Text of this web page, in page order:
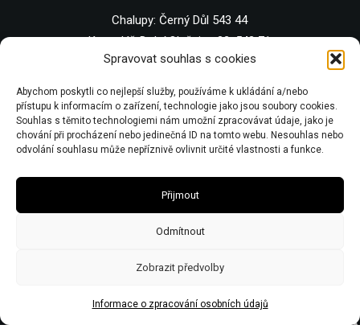
Spravovat souhlas s cookies
Abychom poskytli co nejlepší služby, používáme k ukládání a/nebo
přístupu k informacím o zařízení, technologie jako jsou soubory cookies.
Souhlas s těmito technologiemi nám umožní zpracovávat údaje, jako je
chování při procházení nebo jedinečná ID na tomto webu. Nesouhlas nebo
odvolání souhlasu může nepříznivě ovlivnit určité vlastnosti a funkce.
Přijmout
Odmítnout
Zobrazit předvolby
Informace o zpracování osobních údajů
Chalupy: Černý Důl 543 44
Kancelář: Dolní Olešnice 32, 543 71
č.j.Ž/2578/08/Ry21953/3